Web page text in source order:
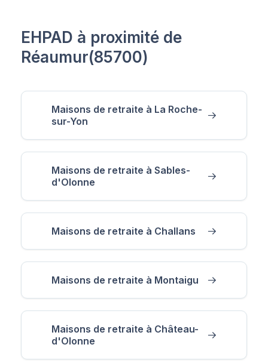
EHPAD à proximité de
Réaumur(85700)
Maisons de retraite à La Roche-
sur-Yon
Maisons de retraite à Sables-
d'Olonne
Maisons de retraite à Challans
Maisons de retraite à Montaigu
Maisons de retraite à Château-
d'Olonne